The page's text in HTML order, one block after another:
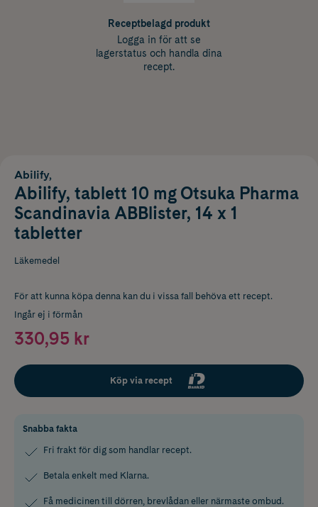
Receptbelagd produkt
Logga in för att se
lagerstatus och handla dina
recept.
Abilify,
Abilify, tablett 10 mg Otsuka Pharma
Scandinavia ABBlister, 14 x 1
tabletter
Läkemedel
För att kunna köpa denna kan du i vissa fall behöva ett recept.
Ingår ej i förmån
330,95 kr
Köp via recept
Snabba fakta
Fri frakt för dig som handlar recept.
Betala enkelt med Klarna.
Få medicinen till dörren, brevlådan eller närmaste ombud.